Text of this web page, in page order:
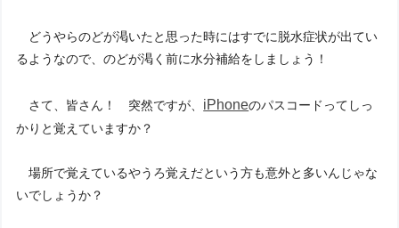
どうやらのどが渇いたと思った時にはすでに脱水症状が出てい
るようなので、のどが渇く前に水分補給をしましょう！
さて、皆さん！ 突然ですが、 iPhoneのパスコードってしっ
かりと覚えていますか？
場所で覚えているやうろ覚えだという方も意外と多いんじゃな
いでしょうか？